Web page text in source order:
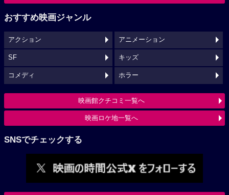
おすすめ映画ジャンル
アクション アニメーション
SF キッズ
コメディ ホラー
映画館クチコミ一覧へ
映画ロケ地一覧へ
SNSでチェックする